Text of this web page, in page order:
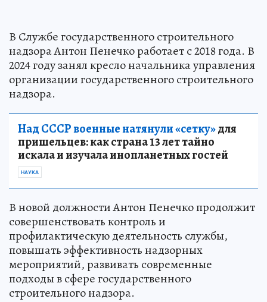
В Службе государственного строительного
надзора Антон Пенечко работает с 2018 года. В
2024 году занял кресло начальника управления
организации государственного строительного
надзора.
Над СССР военные натянули «сетку»для
пришельцев: как страна 13 лет тайно
искала и изучала инопланетных гостей
НАУКА
В новой должности Антон Пенечко продолжит
совершенствовать контроль и
профилактическую деятельность службы,
повышать эффективность надзорных
мероприятий, развивать современные
подходы в сфере государственного
строительного надзора.